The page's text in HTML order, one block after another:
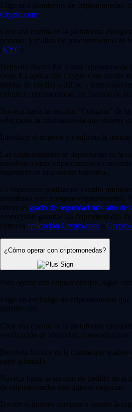
Elige una plataforma de criptomonedas,
Crypto.com
Crea una cuenta en la plataforma
personal y realiza los procedimientos de
(KYC ).
Deposita dinero fíat u otra criptomoneda
crear. La aplicación Crypto.com admite
tarjetas de crédito o débito y
comprar criptomonedas, en función de la
Navega hasta la sección "Comprar" de
selecciona la criptomoneda que quieres
Introduce el importe y confirma la
Las criptomonedas se depositarán en la
transferir a otras criptocarteras o
ingresarlo en una cuenta bancaria.
Es importante realizar un estudio
acreditada para comprar criptomonedas.
ofrece el grado de seguridad más alto de
aconsejable guardar las criptomonedas
como la aplicación Crypto.com o
¿Cómo operar con criptomonedas?
Para operar con criptomonedas, sigue
Elige un exchange de criptomonedas que
jurisdicción.
Crea una cuenta en la plataforma
verificación de identidad, conocido como
Deposita fondos en la cuenta que acabas
pago admitido.
Navega hasta la sección de trading de la
de criptomonedas que quieres negociar.
Decide si quieres comprar o vender la